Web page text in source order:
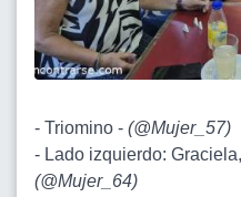
- Triomino - (@Mujer_57)
- Lado izquierdo:
(@Mujer_64)